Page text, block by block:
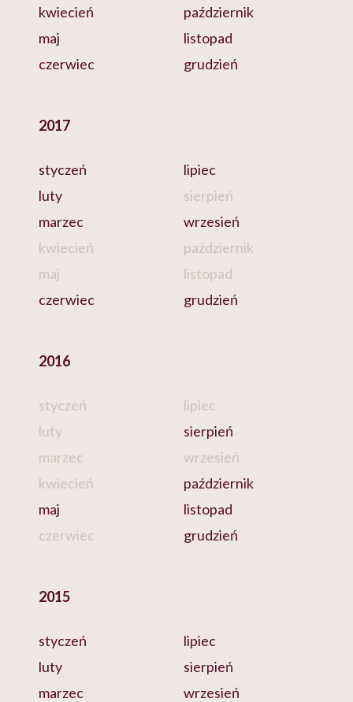
kwiecień
maj
czerwiec
październik
listopad
grudzień
2017
styczeń
luty
marzec
kwiecień
maj
czerwiec
lipiec
sierpień
wrzesień
październik
listopad
grudzień
2016
styczeń
luty
marzec
kwiecień
maj
czerwiec
lipiec
sierpień
wrzesień
październik
listopad
grudzień
2015
styczeń
luty
marzec
lipiec
sierpień
wrzesień